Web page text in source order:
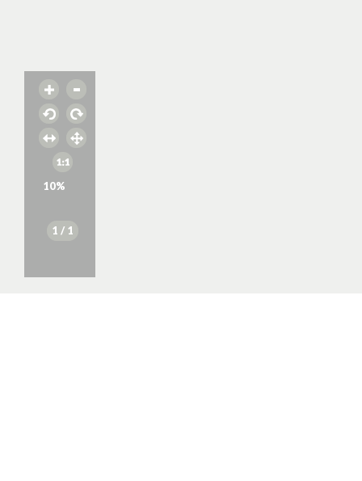
10%
1 / 1